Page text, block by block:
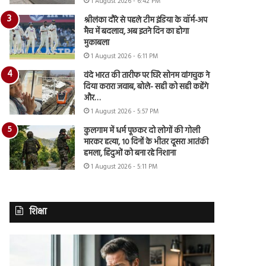
श्रीलंका दौरे से पहले टीम इंडिया के वॉर्म-अप
मैच में बदलाव, अब इतने दिन का होगा
मुकाबला
1 August 2026 - 6:11 PM
वंदे भारत की तारीफ पर घिरे सोनम वांगचुक ने
दिया करारा जवाब, बोले- सही को सही कहेंगे
और…
1 August 2026 - 5:57 PM
कुलगाम में धर्म पूछकर दो लोगों की गोली
मारकर हत्या, 10 दिनों के भीतर दूसरा आतंकी
हमला, हिंदुओं को बना रहे निशाना
1 August 2026 - 5:11 PM
शिक्षा